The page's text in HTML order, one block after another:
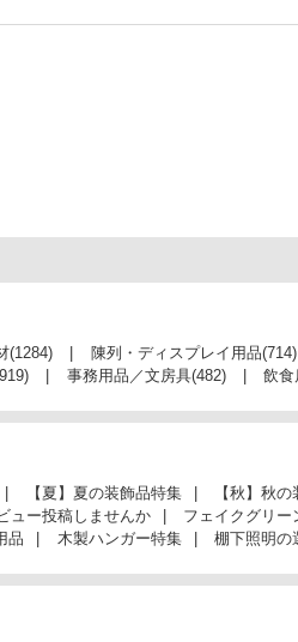
(1284) 陳列・ディスプレイ用品(714)
事務用品／文房具(482) 飲食
【夏】夏の装飾品特集 【秋】秋
ュー投稿しませんか フェイクグリー
品 木製ハンガー特集 棚下照明の